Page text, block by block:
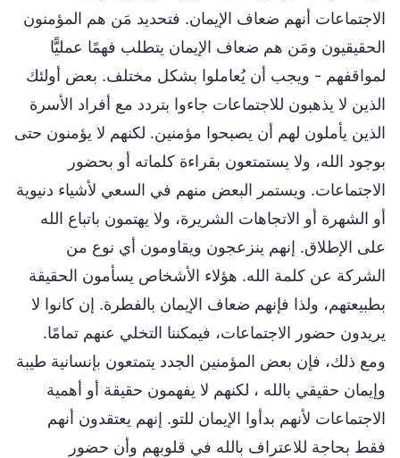
الاجتماعات أنهم ضعاف الإيمان. فتحديد مَن هم المؤمنون
الحقيقيون ومَن هم ضعاف الإيمان يتطلب فهمًا عمليًّا
لمواقفهم - ويجب أن يُعاملوا بشكل مختلف. بعض أولئك
الذين لا يذهبون للاجتماعات جاءوا بتردد مع أفراد الأسرة
الذين يأملون لهم أن يصبحوا مؤمنين. لكنهم لا يؤمنون حتى
بوجود الله، ولا يستمتعون بقراءة كلماته أو بحضور
الاجتماعات. ويستمر البعض منهم في السعي لأشياء دنيوية
أو الشهرة أو الاتجاهات الشريرة، ولا يهتمون باتباع الله
على الإطلاق. إنهم ينزعجون ويقاومون أي نوع من
الشركة عن كلمة الله. هؤلاء الأشخاص يسأمون الحقيقة
بطبيعتهم، ولذا فإنهم ضعاف الإيمان بالفطرة. إن كانوا لا
يريدون حضور الاجتماعات، فيمكننا التخلي عنهم تمامًا.
ومع ذلك، فإن بعض المؤمنين الجدد يتمتعون بإنسانية طيبة
وإيمان حقيقي بالله ، لكنهم لا يفهمون حقيقة أو أهمية
الاجتماعات لأنهم بدأوا الإيمان للتو. إنهم يعتقدون أنهم
فقط بحاجة للاعتراف بالله في قلوبهم وأن حضور